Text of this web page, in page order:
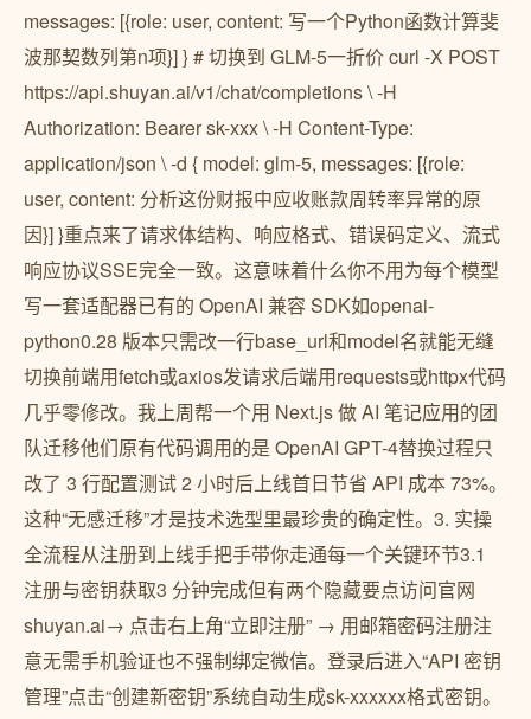
messages: [{role: user, content: 写一个Python函数计算斐
波那契数列第n项}] } # 切换到 GLM-5一折价 curl -X POST
https://api.shuyan.ai/v1/chat/completions \ -H
Authorization: Bearer sk-xxx \ -H Content-Type:
application/json \ -d { model: glm-5, messages: [{role:
user, content: 分析这份财报中应收账款周转率异常的原
因}] }重点来了请求体结构、响应格式、错误码定义、流式
响应协议SSE完全一致。这意味着什么你不用为每个模型
写一套适配器已有的 OpenAI 兼容 SDK如openai-
python0.28 版本只需改一行base_url和model名就能无缝
切换前端用fetch或axios发请求后端用requests或httpx代码
几乎零修改。我上周帮一个用 Next.js 做 AI 笔记应用的团
队迁移他们原有代码调用的是 OpenAI GPT-4替换过程只
改了 3 行配置测试 2 小时后上线首日节省 API 成本 73%。
这种“无感迁移”才是技术选型里最珍贵的确定性。3. 实操
全流程从注册到上线手把手带你走通每一个关键环节3.1
注册与密钥获取3 分钟完成但有两个隐藏要点访问官网
shuyan.ai→ 点击右上角“立即注册” → 用邮箱密码注册注
意无需手机验证也不强制绑定微信。登录后进入“API 密钥
管理”点击“创建新密钥”系统自动生成sk-xxxxxx格式密钥。